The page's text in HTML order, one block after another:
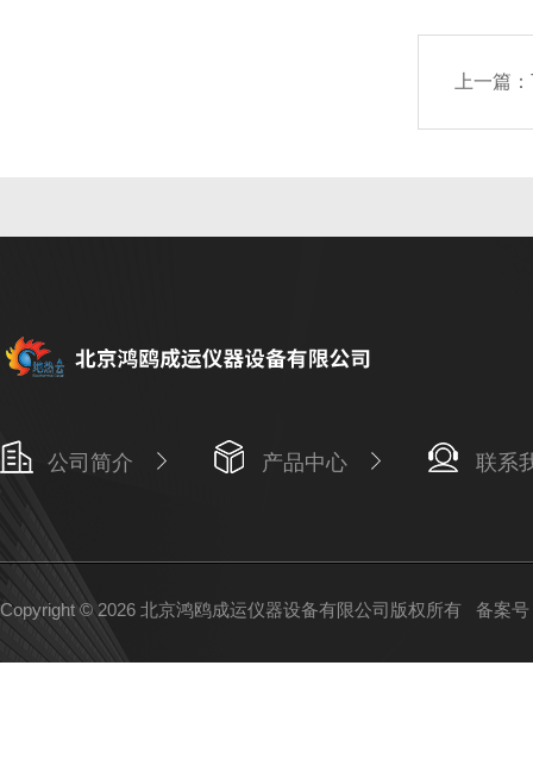
上一篇：
公司简介 产品中心 联系
Copyright © 2026 北京鸿鸥成运仪器设备有限公司版权所有 备案号